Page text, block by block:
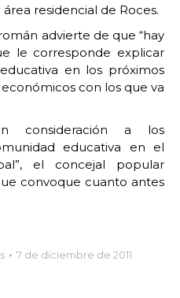
residencial de Roces.
advierte de que “hay
le corresponde explicar
en los próximos
con los que va
consideración a los
educativa en el
el concejal popular
convoque cuanto antes
7 de diciembre de 2011